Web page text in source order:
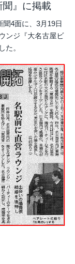
』に掲載
4面に、3月19日
ンジ『大名古屋ビ
た。